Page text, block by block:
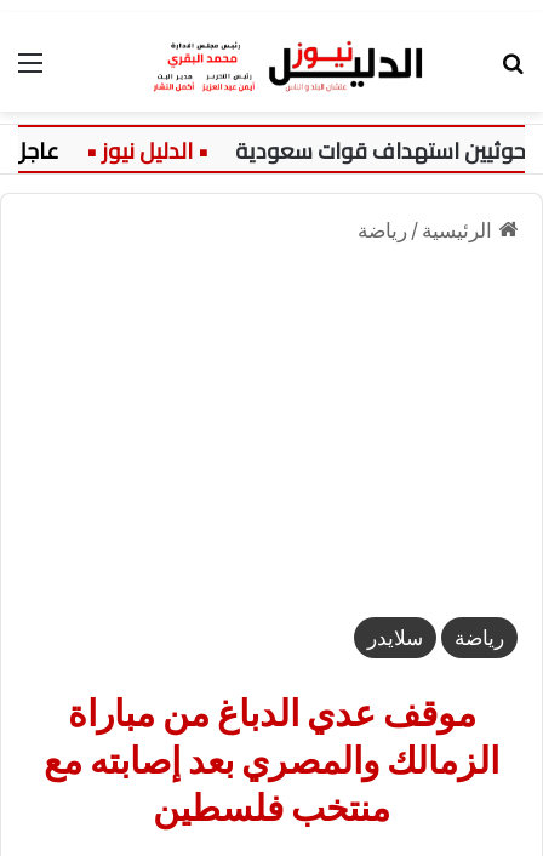
استهداف قوات سعودية عاجل:
الرئيسية / رياضة
رياضة سلايدر
موقف عدي الدباغ من مباراة
الزمالك والمصري بعد إصابته مع
منتخب فلسطين